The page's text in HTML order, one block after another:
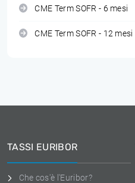
CME Term SOFR - 6 mesi
CME Term SOFR - 12 mesi
TASSI EURIBOR
Che cos'è l'Euribor?